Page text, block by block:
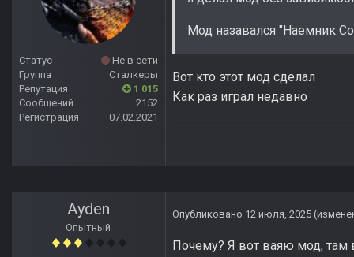
Статус
Не в сети
Группа
Сталкеры
Репутация
1 015
Сообщений
2152
Регистрация
07.02.2021
Мод назавался "Наемник
Вот кто этот мод сделал
Как раз играл недавно
Ayden
Опытный
Опубликовано 12 июля, 2025
Почему? Я вот ваяю мод, там